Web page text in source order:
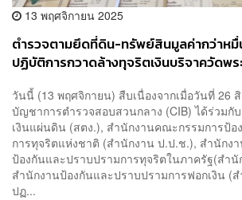
13 พฤศจิกายน 2025
ตำรวจตามยึดที่ดิน-ทรัพย์สินมูลค่ากว่าหมื่
ปฏิบัติการกวาดล้างทุจริตเงินบริจาควัดพ
วันนี้ (13 พฤศจิกายน) สืบเนื่องจากเมื่อวันที่ 26
บัญชาการตำรวจสอบสวนกลาง (CIB) ได้ร่วมกั
เงินแผ่นดิน (สตง.), สำนักงานคณะกรรมการป้อ
การทุจริตแห่งชาติ (สำนักงาน ป.ป.ช.), สำนักง
ป้องกันและปราบปรามการทุจริตในภาครัฐ(สำ
สำนักงานป้องกันและปราบปรามการฟอกเงิน (
ปฏ...